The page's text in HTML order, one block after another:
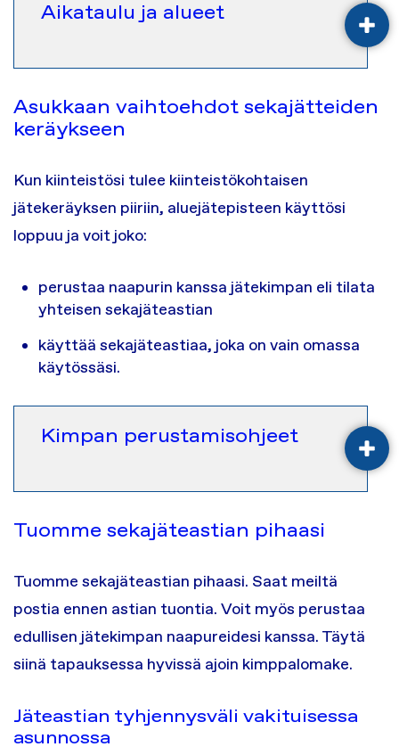
Aikataulu ja alueet
Asukkaan vaihtoehdot sekajätteiden
keräykseen
Kun kiinteistösi tulee kiinteistökohtaisen
jätekeräyksen piiriin, aluejätepisteen käyttösi
loppuu ja voit joko:
perustaa naapurin kanssa jätekimpan eli tilata
yhteisen sekajäteastian
käyttää sekajäteastiaa, joka on vain omassa
käytössäsi.
Kimpan perustamisohjeet
Tuomme sekajäteastian pihaasi
Tuomme sekajäteastian pihaasi. Saat meiltä
postia ennen astian tuontia. Voit myös perustaa
edullisen jätekimpan naapureidesi kanssa. Täytä
siinä tapauksessa hyvissä ajoin kimppalomake.
Jäteastian tyhjennysväli vakituisessa
asunnossa